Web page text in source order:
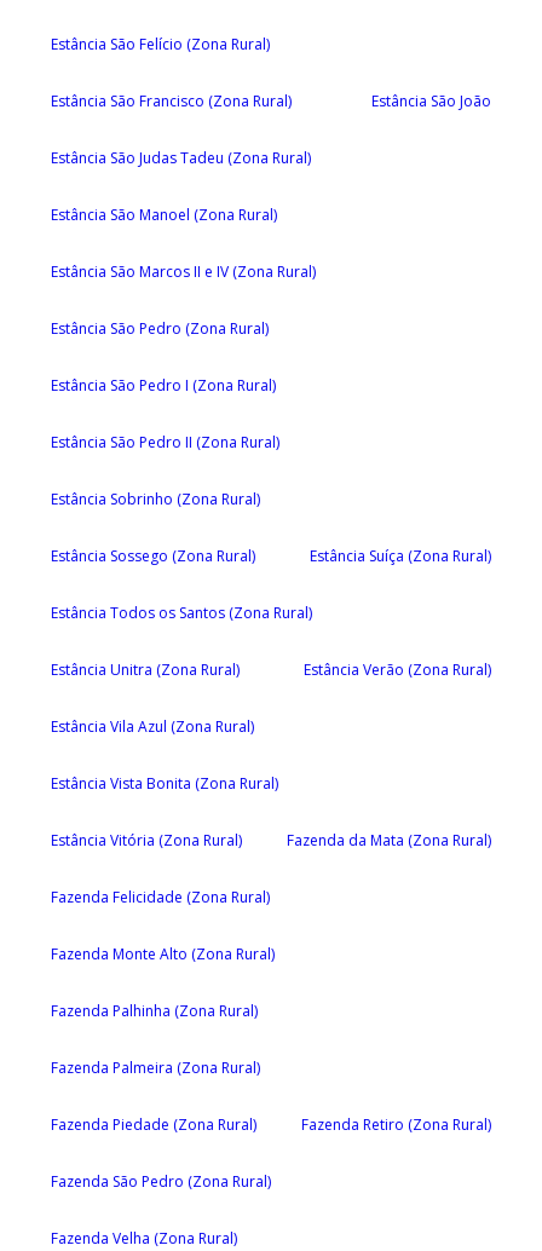
Estância São Felício (Zona Rural)
Estância São Francisco (Zona Rural) Estância São João
Estância São Judas Tadeu (Zona Rural)
Estância São Manoel (Zona Rural)
Estância São Marcos II e IV (Zona Rural)
Estância São Pedro (Zona Rural)
Estância São Pedro I (Zona Rural)
Estância São Pedro II (Zona Rural)
Estância Sobrinho (Zona Rural)
Estância Sossego (Zona Rural) Estância Suíça (Zona Rural)
Estância Todos os Santos (Zona Rural)
Estância Unitra (Zona Rural) Estância Verão (Zona Rural)
Estância Vila Azul (Zona Rural)
Estância Vista Bonita (Zona Rural)
Estância Vitória (Zona Rural) Fazenda da Mata (Zona Rural)
Fazenda Felicidade (Zona Rural)
Fazenda Monte Alto (Zona Rural)
Fazenda Palhinha (Zona Rural)
Fazenda Palmeira (Zona Rural)
Fazenda Piedade (Zona Rural) Fazenda Retiro (Zona Rural)
Fazenda São Pedro (Zona Rural)
Fazenda Velha (Zona Rural)